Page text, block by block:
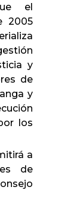
el
2005
y
de
y
los
a
de